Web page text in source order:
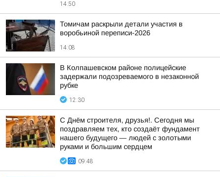
14:50
Томичам раскрыли детали участия в
воробьиной переписи-2026
14:08
В Колпашевском районе полицейские
задержали подозреваемого в незаконной
рубке
12:30
С Днём строителя, друзья!. Сегодня мы
поздравляем тех, кто создаёт фундамент
нашего будущего — людей с золотыми
руками и большим сердцем
09:48